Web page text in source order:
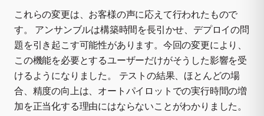
これらの変更は、お客様の声に応えて行われたもので
す。 アンサンブルは構築時間を長引かせ、デプロイの問
題を引き起こす可能性があります。今回の変更により、
この機能を必要とするユーザーだけがそうした影響を受
けるようになりました。 テストの結果、ほとんどの場
合、精度の向上は、オートパイロットでの実行時間の増
加を正当化する理由にはならないことがわかりました。